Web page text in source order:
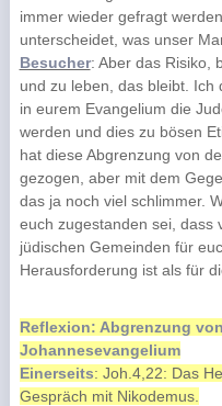
immer wieder gefragt
unterscheidet, was unser
Besucher: Aber das Risiko,
und zu leben, das bleibt. Ich
in eurem Evangelium die
werden und dies zu bösen
hat diese Abgrenzung von
gezogen, aber mit dem
das ja noch viel schlimmer.
euch zugestanden sei, dass
jüdischen Gemeinden für
Herausforderung ist als für
Reflexion: Abgrenzung
Johannesevangelium
Einerseits: Joh.4,22: Das
Gespräch mit Nikodemus.